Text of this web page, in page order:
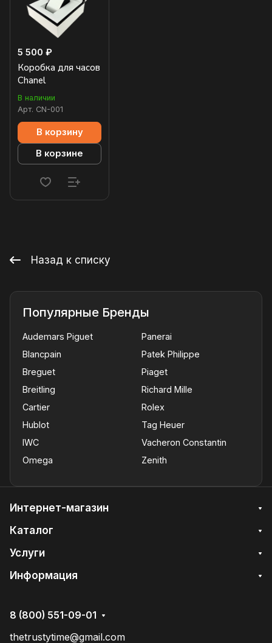
5 500 ₽
Коробка для часов
Chanel
В наличии
Арт. CN-001
В корзину
В корзине
Назад к списку
Популярные Бренды
Audemars Piguet
Blancpain
Breguet
Breitling
Cartier
Hublot
IWC
Omega
Panerai
Patek Philippe
Piaget
Richard Mille
Rolex
Tag Heuer
Vacheron Constantin
Zenith
Интернет-магазин
Каталог
Услуги
Информация
8 (800) 551-09-01
thetrustytime@gmail.com